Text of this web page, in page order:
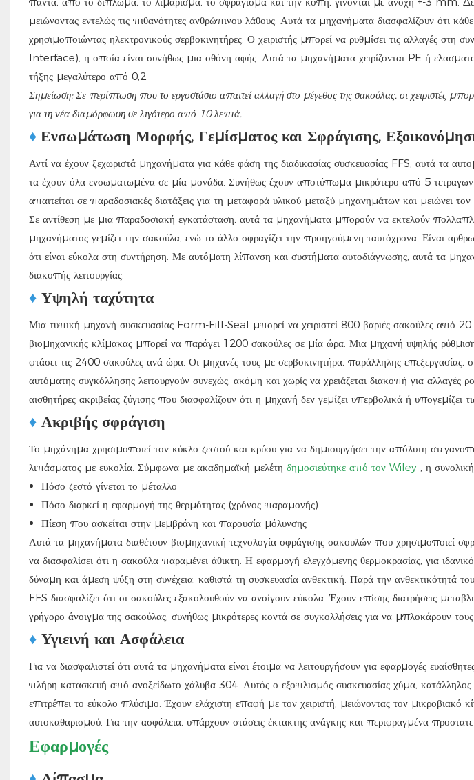
μειώνοντας εντελώς τις πιθανότητες ανθρώπινου λάθους. Αυτά τα μηχανήματα διασφαλίζουν ότι
χρησιμοποιώντας ηλεκτρονικούς σερβοκινητήρες. Ο χειριστής μπορεί να ρυθμίσει τις αλλαγές
Interface), η οποία είναι συνήθως μια οθόνη αφής. Αυτά τα μηχανήματα χειρίζονται PE ή
τήξης μεγαλύτερο από 0,2.
Σημείωση: Σε περίπτωση που το εργοστάσιο απαιτεί αλλαγή στο μέγεθος της σακούλας, οι χειριστές
για τη νέα διαμόρφωση σε λιγότερο από 10 λεπτά.
♦ Ενσωμάτωση Μορφής, Γεμίσματος και Σφράγισης,
Αντί να έχουν ξεχωριστά μηχανήματα για κάθε φάση της διαδικασίας συσκευασίας FFS, αυτά τα
τα έχουν όλα ενσωματωμένα σε μία μονάδα. Συνήθως έχουν αποτύπωμα μικρότερο από 5
απαιτείται σε παραδοσιακές διατάξεις για τη μεταφορά υλικού μεταξύ μηχανημάτων και μειώνει
Σε αντίθεση με μια παραδοσιακή εγκατάσταση, αυτά τα μηχανήματα μπορούν να εκτελούν
μηχανήματος γεμίζει την σακούλα, ενώ το άλλο σφραγίζει την προηγούμενη ταυτόχρονα. Είναι
ότι είναι εύκολα στη συντήρηση. Με αυτόματη λίπανση και συστήματα αυτοδιάγνωσης, αυτά τα
διακοπής λειτουργίας.
♦ Υψηλή ταχύτητα
Μια τυπική μηχανή συσκευασίας Form-Fill-Seal μπορεί να χειριστεί 800 βαριές σακούλες από
βιομηχανικής κλίμακας μπορεί να παράγει 1200 σακούλες σε μία ώρα. Μια μηχανή υψηλής
φτάσει τις 2400 σακούλες ανά ώρα. Οι μηχανές τους με σερβοκινητήρα, παράλληλης επεξεργασίας,
αυτόματης συγκόλλησης λειτουργούν συνεχώς, ακόμη και χωρίς να χρειάζεται διακοπή για αλλαγές
αισθητήρες ακριβείας ζύγισης που διασφαλίζουν ότι η μηχανή δεν γεμίζει υπερβολικά ή υπογεμίζει
♦ Ακριβής σφράγιση
Το μηχάνημα χρησιμοποιεί τον κύκλο ζεστού και κρύου για να δημιουργήσει την απόλυτη
λιπάσματος με ευκολία. Σύμφωνα με ακαδημαϊκή μελέτη δημοσιεύτηκε από τον Wiley
, η
Πόσο ζεστό γίνεται το μέταλλο
Πόσο διαρκεί η εφαρμογή της θερμότητας (χρόνος παραμονής)
Πίεση που ασκείται στην μεμβράνη και παρουσία μόλυνσης
Αυτά τα μηχανήματα διαθέτουν βιομηχανική τεχνολογία σφράγισης σακουλών που χρησιμοποιεί
να διασφαλίσει ότι η σακούλα παραμένει άθικτη. Η εφαρμογή ελεγχόμενης θερμοκρασίας, για
δύναμη και άμεση ψύξη στη συνέχεια, καθιστά τη συσκευασία ανθεκτική. Παρά την ανθεκτικότητά
FFS διασφαλίζει ότι οι σακούλες εξακολουθούν να ανοίγουν εύκολα. Έχουν επίσης διατρήσεις
γρήγορο άνοιγμα της σακούλας, συνήθως μικρότερες κοντά σε συγκολλήσεις για να μπλοκάρουν
♦ Υγιεινή και Ασφάλεια
Για να διασφαλιστεί ότι αυτά τα μηχανήματα είναι έτοιμα να λειτουργήσουν για εφαρμογές
πλήρη κατασκευή από ανοξείδωτο χάλυβα 304. Αυτός ο εξοπλισμός συσκευασίας χύμα,
επιτρέπει το εύκολο πλύσιμο. Έχουν ελάχιστη επαφή με τον χειριστή, μειώνοντας τον μικροβιακό
αυτοκαθαρισμού. Για την ασφάλεια, υπάρχουν στάσεις έκτακτης ανάγκης και περιφραγμένα
Εφαρμογές